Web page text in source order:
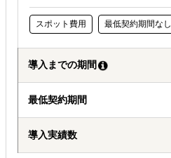
スポット費用 最低契約期間なし
導入までの期間
最低契約期間
導入実績数